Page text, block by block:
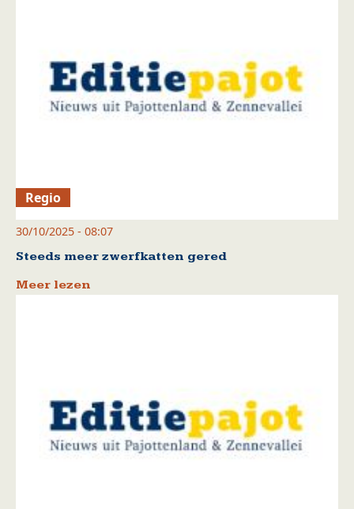
Regio
30/10/2025 - 08:07
Steeds meer zwerfkatten gered
Meer lezen